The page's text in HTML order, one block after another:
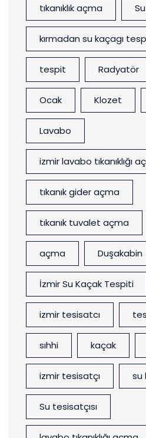
tıkanıklık açma
kırmadan su kaçagı
tespit Radyatör
Ocak Klozet
Lavabo
izmir lavabo tıkanıklığı
tıkanık gider açma
tıkanık tuvalet açma
açma Duşakabin
İzmir Su Kaçak Tespiti
izmir tesisatcı
sıhhi kaçak
izmir tesisatçı su
Su tesisatçısı